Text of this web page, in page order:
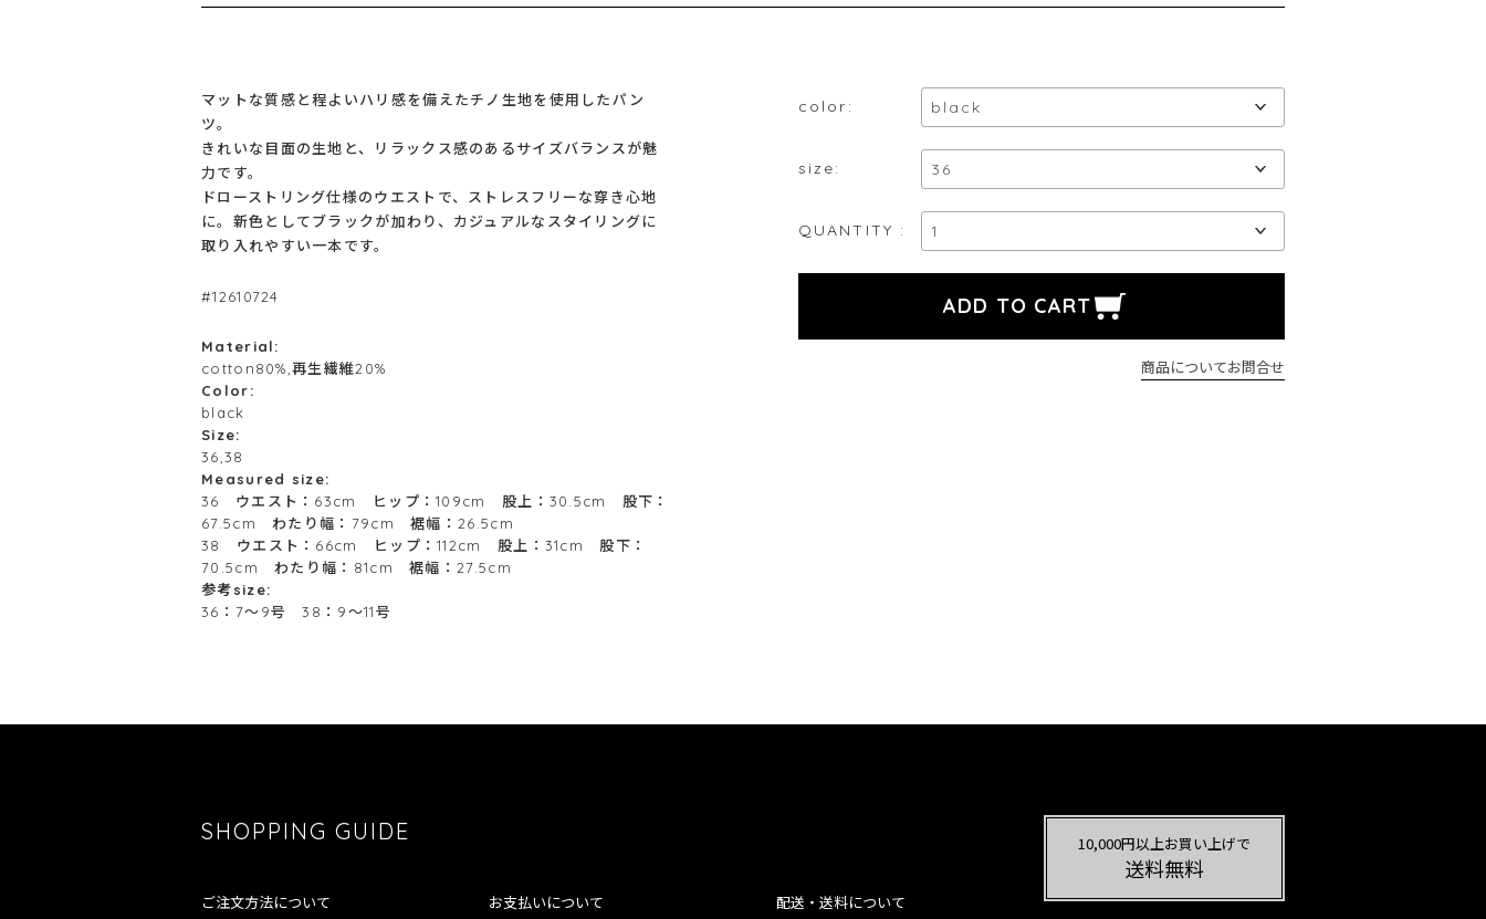
color:
size:
QUANTITY :
商品についてお問合せ
マットな質感と程よいハリ感を備えたチノ生地を使用したパン
ツ。
きれいな目面の生地と、リラックス感のあるサイズバランスが魅
力です。
ドローストリング仕様のウエストで、ストレスフリーな穿き心地
に。新色としてブラックが加わり、カジュアルなスタイリングに
取り入れやすい一本です。
#12610724
Material:
cotton80%,再生繊維20%
Color:
black
Size:
36,38
Measured size:
36 ウエスト：63cm ヒップ：109cm 股上：30.5cm 股下：
67.5cm わたり幅：79cm 裾幅：26.5cm
38 ウエスト：66cm ヒップ：112cm 股上：31cm 股下：
70.5cm わたり幅：81cm 裾幅：27.5cm
参考size:
36：7～9号 38：9～11号
SHOPPING GUIDE
ご注文方法について お支払いについて 配送・送料について
10,000円以上お買い上げで
送料無料